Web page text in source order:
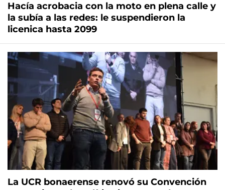
Hacía acrobacia con la moto en plena calle y
la subía a las redes: le suspendieron la
licenica hasta 2099
La UCR bonaerense renovó su Convención